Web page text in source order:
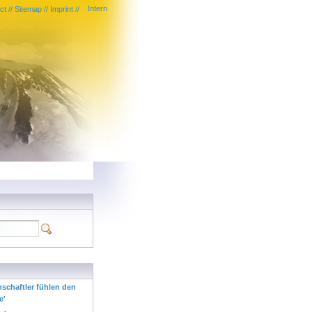
Intern
// Sitemap // Imprint //
fühlen den